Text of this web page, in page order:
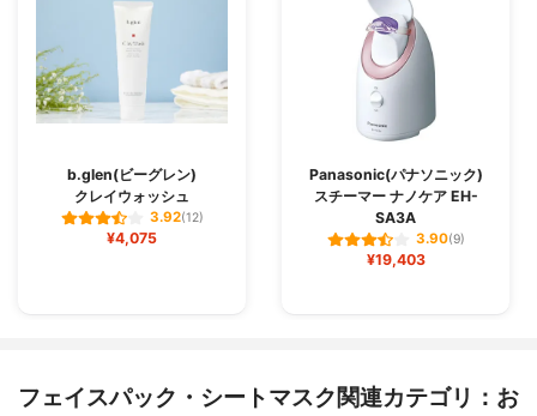
b.glen(ビーグレン)
クレイウォッシュ
3.92(12)
¥4,075
Panasonic(パナソニック)
スチーマー ナノケア EH-
SA3A
3.90(9)
¥19,403
フェイスパック・シートマスク関連カテゴリ：お